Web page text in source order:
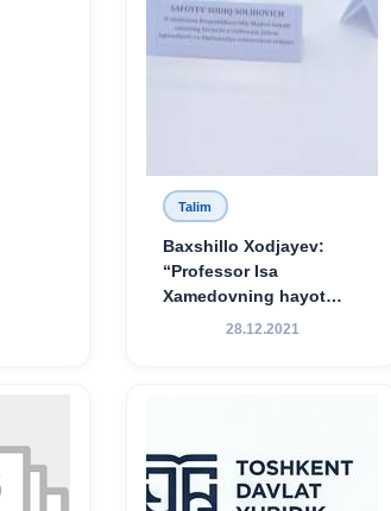
Talim
Baxshillo Xodjayev:
“Professor Isa
Xamedovning hayot
yo‘li — ilm-fanga,
28.12.2021